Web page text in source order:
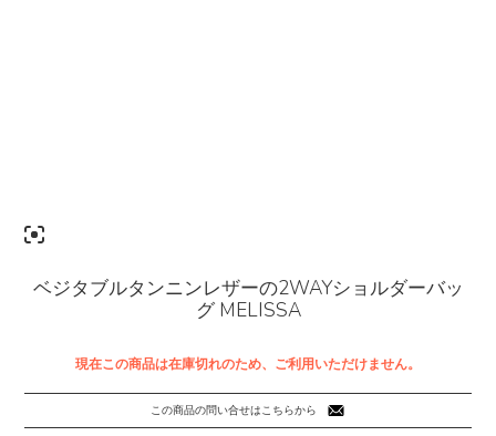
ベジタブルタンニンレザーの2WAYショルダーバッ
グ MELISSA
現在この商品は在庫切れのため、ご利用いただけません。
この商品の問い合せはこちらから